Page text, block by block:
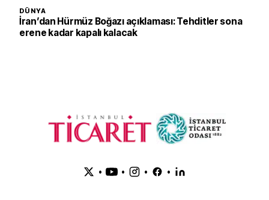
DÜNYA
İran’dan Hürmüz Boğazı açıklaması: Tehditler sona
erene kadar kapalı kalacak
• • • •